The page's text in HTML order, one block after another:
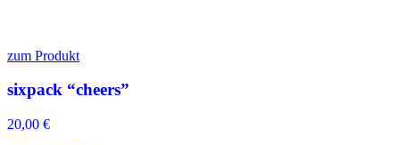
zum Produkt
sixpack “cheers”
20,00 €